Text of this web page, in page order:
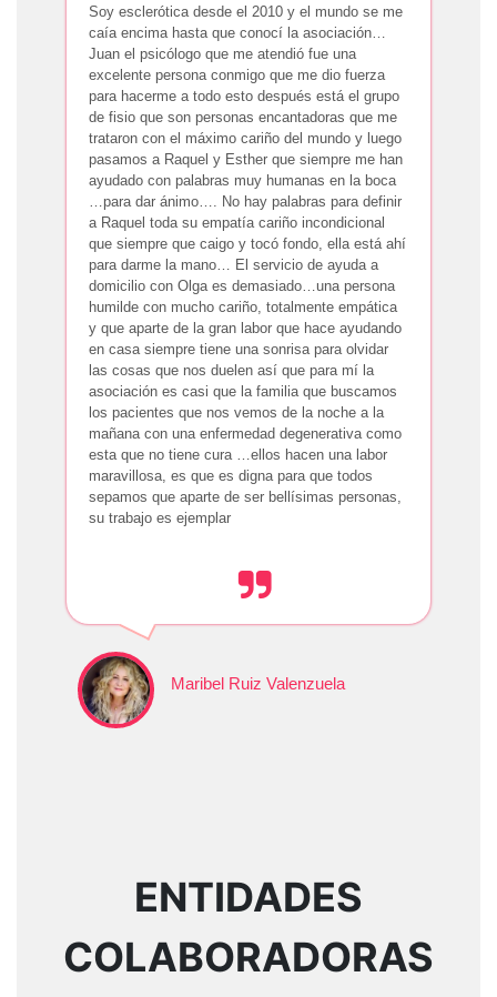
Soy esclerótica desde el 2010 y el mundo se me
caía encima hasta que conocí la asociación…
Juan el psicólogo que me atendió fue una
excelente persona conmigo que me dio fuerza
para hacerme a todo esto después está el grupo
de fisio que son personas encantadoras que me
trataron con el máximo cariño del mundo y luego
pasamos a Raquel y Esther que siempre me han
ayudado con palabras muy humanas en la boca
…para dar ánimo…. No hay palabras para definir
a Raquel toda su empatía cariño incondicional
que siempre que caigo y tocó fondo, ella está ahí
para darme la mano… El servicio de ayuda a
domicilio con Olga es demasiado…una persona
humilde con mucho cariño, totalmente empática
y que aparte de la gran labor que hace ayudando
en casa siempre tiene una sonrisa para olvidar
las cosas que nos duelen así que para mí la
asociación es casi que la familia que buscamos
los pacientes que nos vemos de la noche a la
mañana con una enfermedad degenerativa como
esta que no tiene cura …ellos hacen una labor
maravillosa, es que es digna para que todos
sepamos que aparte de ser bellísimas personas,
su trabajo es ejemplar
Maribel Ruiz Valenzuela
ENTIDADES
COLABORADORAS